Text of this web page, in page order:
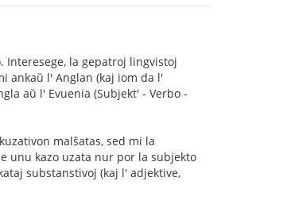
Interesege, la gepatroj lingvistoj
ankaŭ l' Anglan (kaj iom da l'
aŭ l' Evuenia (Subjekt' - Verbo -
malŝatas, sed mi la
unu kazo uzata nur por la subjekto
substanstivoj (kaj l' adjektive,